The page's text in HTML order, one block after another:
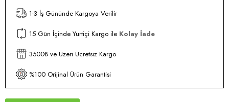
1-3 İş Gününde Kargoya Verilir
15 Gün İçinde Yurtiçi Kargo ile Kolay İade
3500₺ ve Üzeri Ücretsiz Kargo
%100 Orijinal Ürün Garantisi